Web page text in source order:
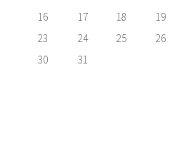
16
17 18 19
23
24 25 26
30
31